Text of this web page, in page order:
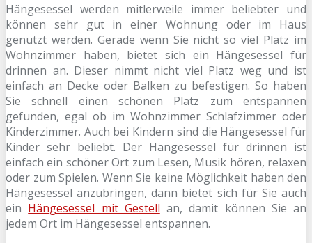
Hängesessel werden mitlerweile immer beliebter und
können sehr gut in einer Wohnung oder im Haus
genutzt werden. Gerade wenn Sie nicht so viel Platz im
Wohnzimmer haben, bietet sich ein Hängesessel für
drinnen an. Dieser nimmt nicht viel Platz weg und ist
einfach an Decke oder Balken zu befestigen. So haben
Sie schnell einen schönen Platz zum entspannen
gefunden, egal ob im Wohnzimmer Schlafzimmer oder
Kinderzimmer. Auch bei Kindern sind die Hängesessel für
Kinder sehr beliebt. Der Hängesessel für drinnen ist
einfach ein schöner Ort zum Lesen, Musik hören, relaxen
oder zum Spielen. Wenn Sie keine Möglichkeit haben den
Hängesessel anzubringen, dann bietet sich für Sie auch
ein Hängesessel mit Gestell an, damit können Sie an
jedem Ort im Hängesessel entspannen.